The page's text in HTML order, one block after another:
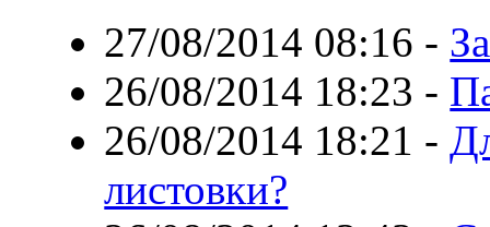
27/08/2014 08:16 -
26/08/2014 18:23 -
26/08/2014 18:21 -
листовки?